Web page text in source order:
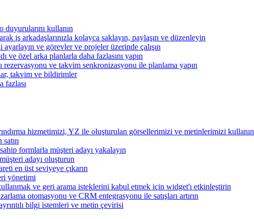
duyurularını kullanın
iş arkadaşlarınızla kolayca saklayın, paylaşın ve düzenleyin
ve görevler ve projeler üzerinde çalışın
ve özel arka planlarla daha fazlasını yapın
ve takvim senkronizasyonu ile planlama yapın
takvim ve bildirimler
fazlası
hizmetimizi, YZ ile oluşturulan görsellerimizi ve metinlerimizi kullanın
formlarla müşteri adayı yakalayın
adayı oluşturun
en üst seviyeye çıkarın
yönetimi
ve geri arama isteklerini kabul etmek için widget'ı etkinleştirin
otomasyonu ve CRM entegrasyonu ile satışları artırın
bilgi istemleri ve metin çevirisi